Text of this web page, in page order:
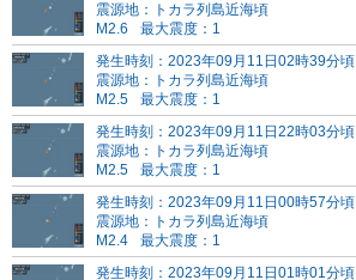
震源地：トカラ列島近海頃
M2.6
最大震度：1
発生時刻：2023年09月11日02時39分頃
震源地：トカラ列島近海頃
M2.5
最大震度：1
発生時刻：2023年09月11日22時03分頃
震源地：トカラ列島近海頃
M2.5
最大震度：1
発生時刻：2023年09月11日00時57分頃
震源地：トカラ列島近海頃
M2.4
最大震度：1
発生時刻：2023年09月11日01時01分頃